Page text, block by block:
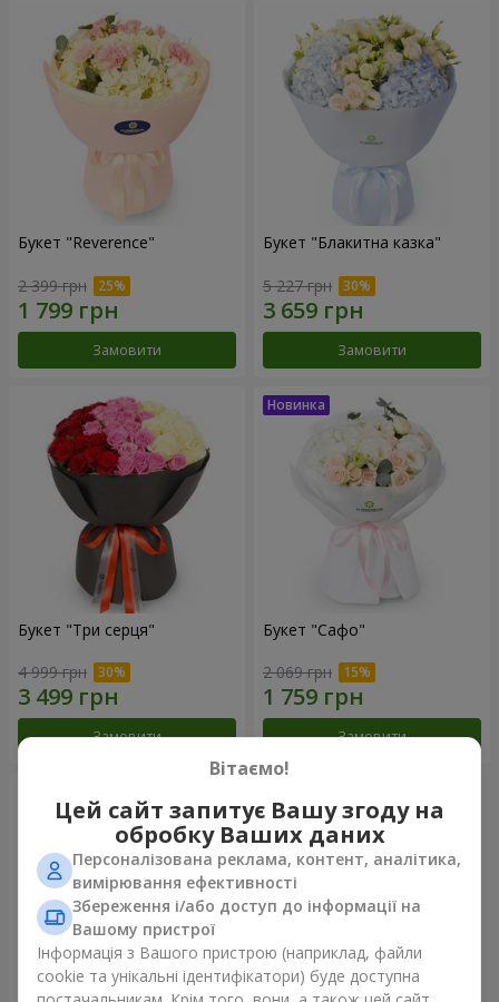
Букет "Reverence"
2 399 грн
Замовити
Букет "Блакитна казка"
5 227 грн
Замовити
Букет "Три серця"
4 999 грн
Замовити
Букет "Сафо"
2 069 грн
Замовити
Вітаємо!
Цей сайт запитує Вашу згоду на
обробку Ваших даних
Персоналізована реклама, контент, аналітика,
вимірювання ефективності
Збереження і/або доступ до інформації на
Вашому пристрої
Інформація з Вашого пристрою (наприклад, файли
cookie та унікальні ідентифікатори) буде доступна